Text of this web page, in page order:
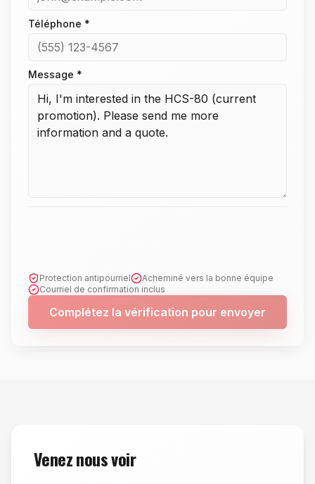
Téléphone *
Message *
Protection antipourriel
Acheminé vers la bonne équipe
Courriel de confirmation inclus
Complétez la vérification pour envoyer
Venez nous voir